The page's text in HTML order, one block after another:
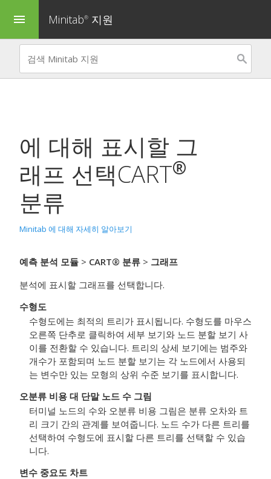
menu Minitab® 지원
에 대해 표시할 그
래프 선택CART®
분류
Minitab 에 대해 자세히 알아보기
예측 분석 모듈 > CART® 분류 > 그래프
분석에 표시할 그래프를 선택합니다.
수형도
수형도에는 최적의 트리가 표시됩니다. 수형도를 마우스
오른쪽 단추로 클릭하여 세부 보기와 노드 분할 보기 사
이를 전환할 수 있습니다. 트리의 상세 보기에는 범주와
개수가 포함되며 노드 분할 보기는 각 노드에서 사용되
는 변수만 있는 모형의 상위 수준 보기를 표시합니다.
오분류 비용 대 단말 노드 수 그림
터미널 노드의 수와 오분류 비용 그림은 분류 오차와 트
리 크기 간의 관계를 보여줍니다. 노드 수가 다른 트리를
선택하여 수형도에 표시할 다른 트리를 선택할 수 있습
니다.
변수 중요도 차트